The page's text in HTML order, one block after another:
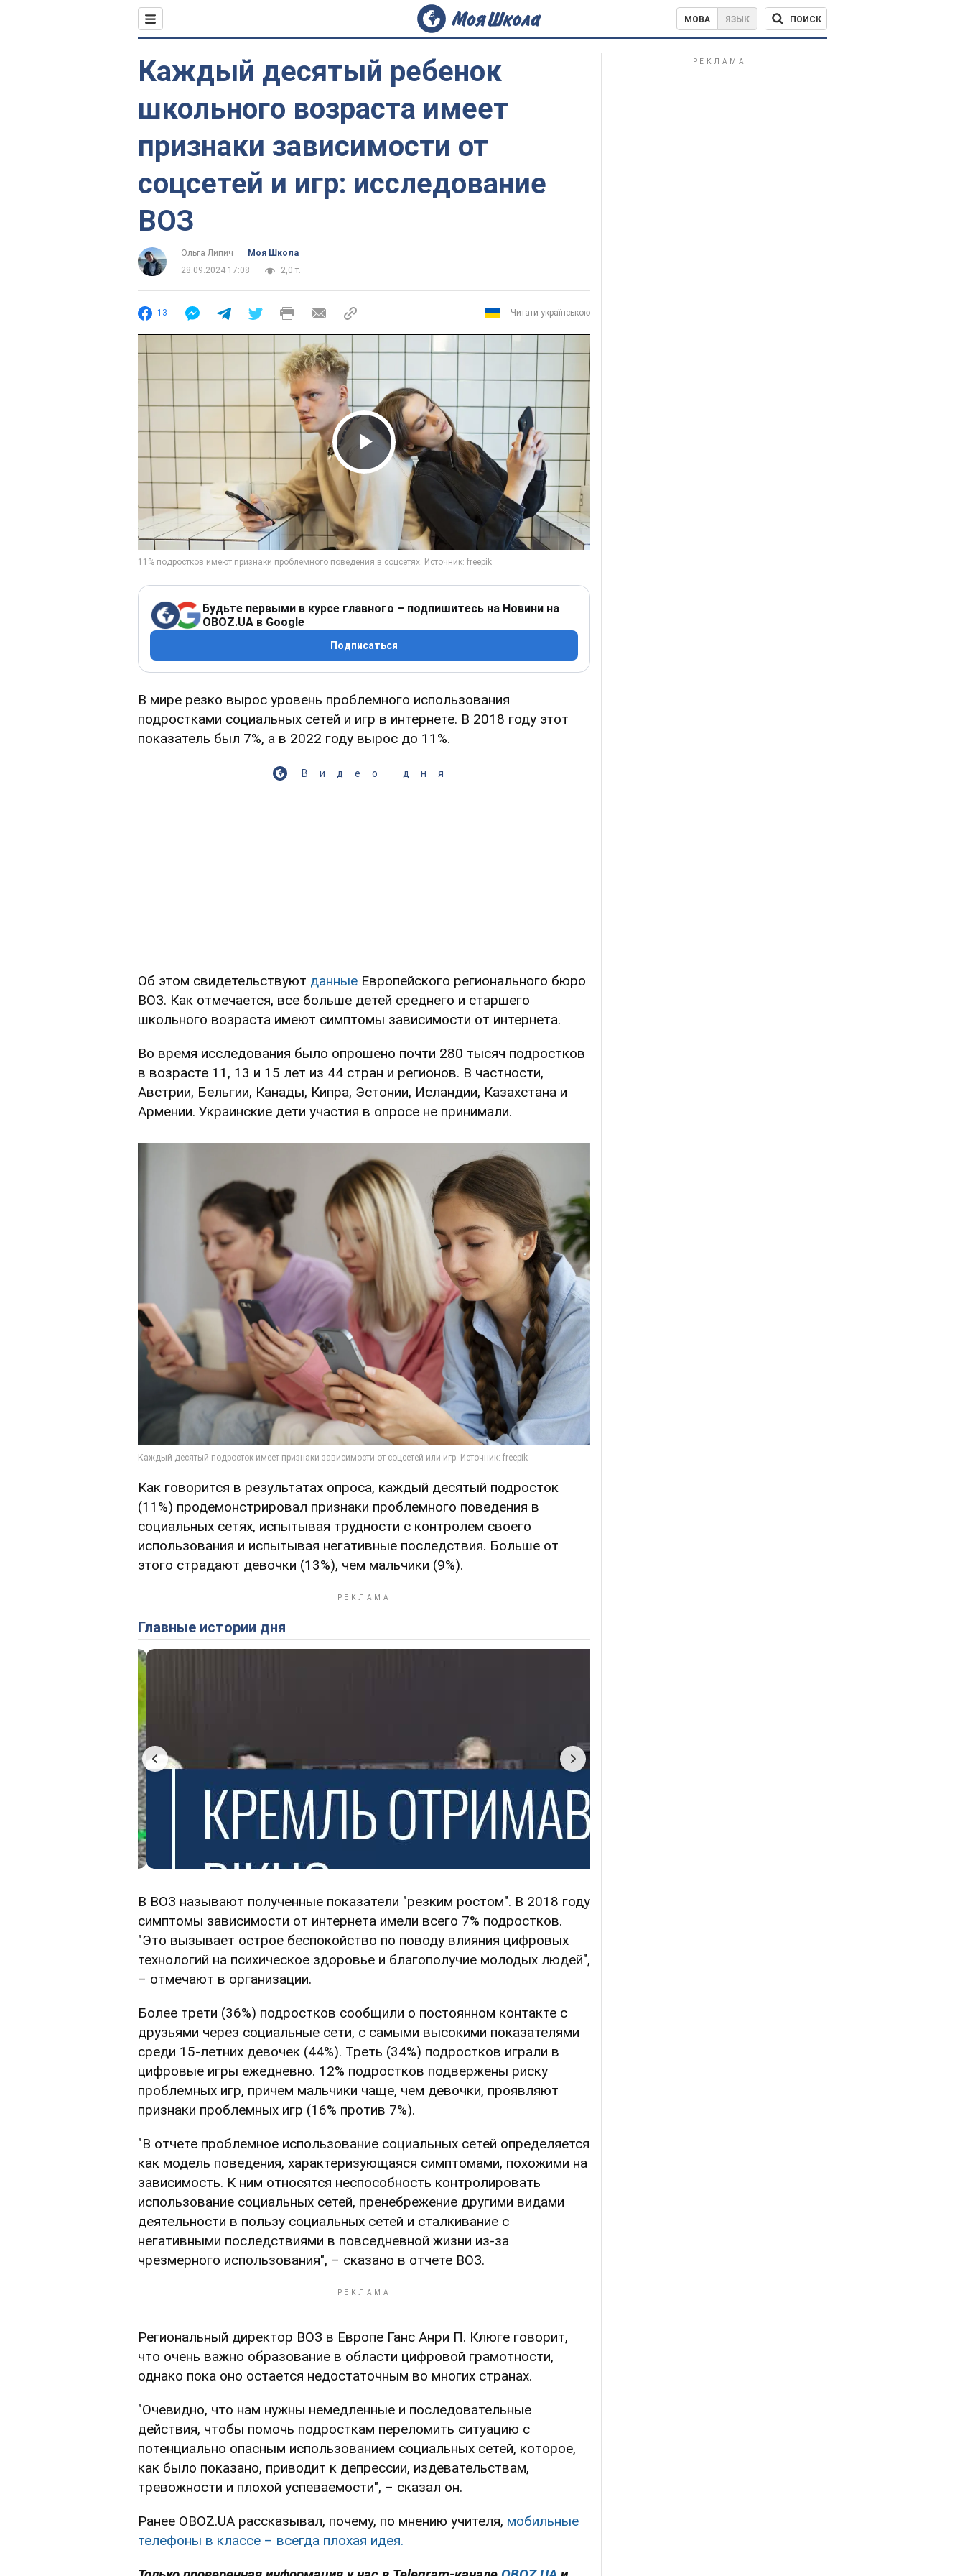
МОВА ЯЗЫК ПОИСК
Каждый десятый ребенок
школьного возраста имеет
признаки зависимости от
соцсетей и игр: исследование
ВОЗ
Ольга Липич
Моя Школа
28.09.2024 17:08
2,0 т.
13 Читати українською
Play Video
Будьте первыми в курсе главного – подпишитесь на Новини на
OBOZ.UA в Google
Подписаться
В мире резко вырос уровень проблемного использования
подростками социальных сетей и игр в интернете. В 2018 году этот
показатель был 7%, а в 2022 году вырос до 11%.
Видео дня
Об этом свидетельствуют данные Европейского регионального бюро
ВОЗ. Как отмечается, все больше детей среднего и старшего
школьного возраста имеют симптомы зависимости от интернета.
Во время исследования было опрошено почти 280 тысяч подростков
в возрасте 11, 13 и 15 лет из 44 стран и регионов. В частности,
Австрии, Бельгии, Канады, Кипра, Эстонии, Исландии, Казахстана и
Армении. Украинские дети участия в опросе не принимали.
Как говорится в результатах опроса, каждый десятый подросток
(11%) продемонстрировал признаки проблемного поведения в
социальных сетях, испытывая трудности с контролем своего
использования и испытывая негативные последствия. Больше от
этого страдают девочки (13%), чем мальчики (9%).
Главные истории дня
В ВОЗ называют полученные показатели "резким ростом". В 2018 году
симптомы зависимости от интернета имели всего 7% подростков.
"Это вызывает острое беспокойство по поводу влияния цифровых
технологий на психическое здоровье и благополучие молодых людей",
– отмечают в организации.
Более трети (36%) подростков сообщили о постоянном контакте с
друзьями через социальные сети, с самыми высокими показателями
среди 15-летних девочек (44%). Треть (34%) подростков играли в
цифровые игры ежедневно. 12% подростков подвержены риску
проблемных игр, причем мальчики чаще, чем девочки, проявляют
признаки проблемных игр (16% против 7%).
"В отчете проблемное использование социальных сетей определяется
как модель поведения, характеризующаяся симптомами, похожими на
зависимость. К ним относятся неспособность контролировать
использование социальных сетей, пренебрежение другими видами
деятельности в пользу социальных сетей и сталкивание с
негативными последствиями в повседневной жизни из-за
чрезмерного использования", – сказано в отчете ВОЗ.
Региональный директор ВОЗ в Европе Ганс Анри П. Клюге говорит,
что очень важно образование в области цифровой грамотности,
однако пока оно остается недостаточным во многих странах.
"Очевидно, что нам нужны немедленные и последовательные
действия, чтобы помочь подросткам переломить ситуацию с
потенциально опасным использованием социальных сетей, которое,
как было показано, приводит к депрессии, издевательствам,
тревожности и плохой успеваемости", – сказал он.
Ранее OBOZ.UA рассказывал, почему, по мнению учителя, мобильные
телефоны в классе – всегда плохая идея.